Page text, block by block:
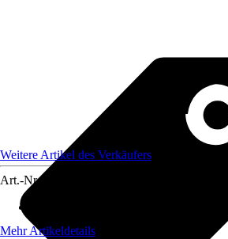
Weitere Artikel des Verkäufers
Art.-Nr.
Mehr Artikeldetails